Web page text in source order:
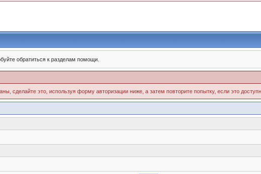
обратиться к разделам помощи.
сделайте это, используя форму авторизации ниже, а затем повторите попытку, если это